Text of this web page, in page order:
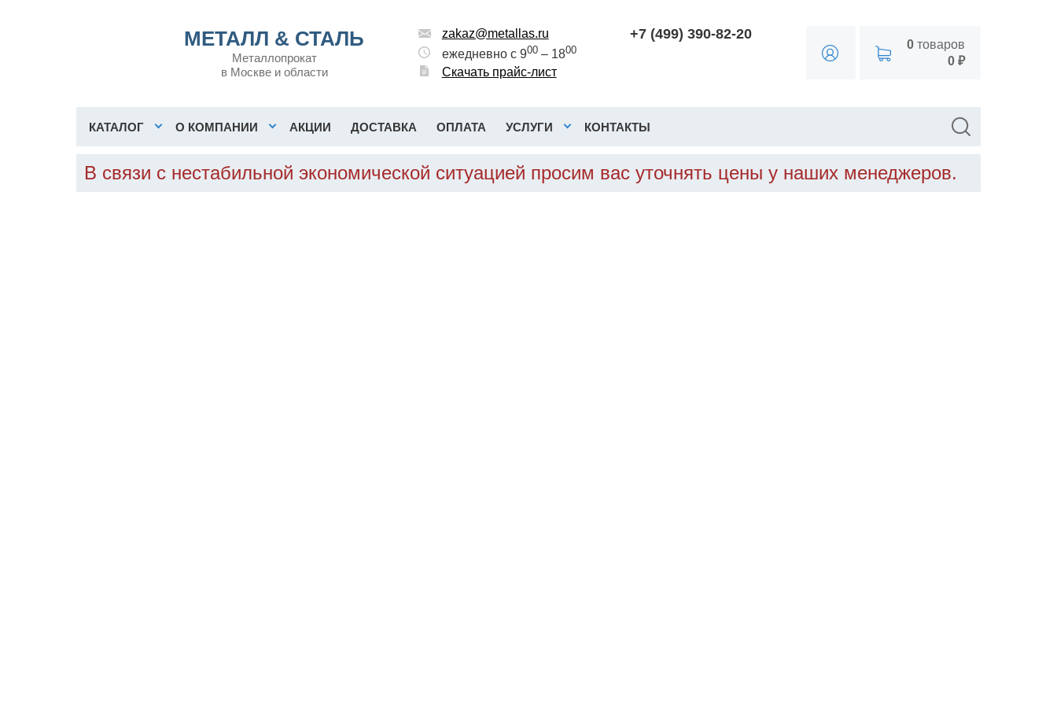
МЕТАЛЛ & СТАЛЬ
Металлопрокат
в Москве и области
zakaz@metallas.ru
ежедневно с 900– 1800
Скачать прайс-лист
+7 (499) 390-82-20
0товаров
0 ₽
КАТАЛОГ О КОМПАНИИ АКЦИИ ДОСТАВКА ОПЛАТА УСЛУГИ КОНТАКТЫ
В связи с нестабильной экономической ситуацией просим вас уточнять цены у наших менеджеров.